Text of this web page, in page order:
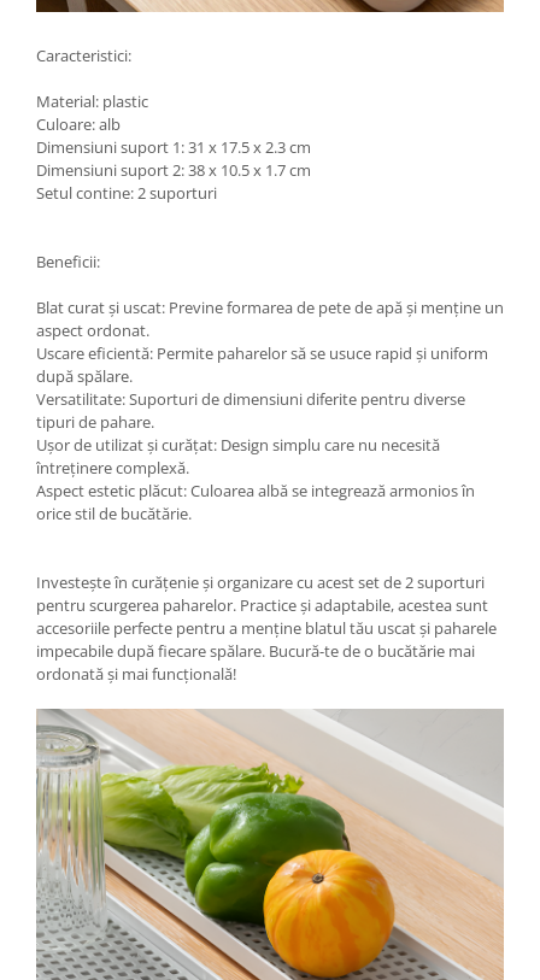
Caracteristici:
Material: plastic
Culoare: alb
Dimensiuni suport 1: 31 x 17.5 x 2.3 cm
Dimensiuni suport 2: 38 x 10.5 x 1.7 cm
Setul contine: 2 suporturi
Beneficii:
Blat curat și uscat: Previne formarea de pete de apă și menține un
aspect ordonat.
Uscare eficientă: Permite paharelor să se usuce rapid și uniform
după spălare.
Versatilitate: Suporturi de dimensiuni diferite pentru diverse
tipuri de pahare.
Ușor de utilizat și curățat: Design simplu care nu necesită
întreținere complexă.
Aspect estetic plăcut: Culoarea albă se integrează armonios în
orice stil de bucătărie.
Investește în curățenie și organizare cu acest set de 2 suporturi
pentru scurgerea paharelor. Practice și adaptabile, acestea sunt
accesoriile perfecte pentru a menține blatul tău uscat și paharele
impecabile după fiecare spălare. Bucură-te de o bucătărie mai
ordonată și mai funcțională!